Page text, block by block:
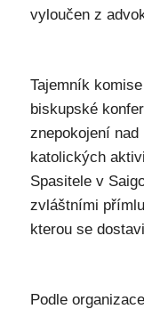
vyloučen z
Tajemník komise
biskupské
znepokojení
katolických
Spasitele v
zvláštními
kterou se
Podle organizace